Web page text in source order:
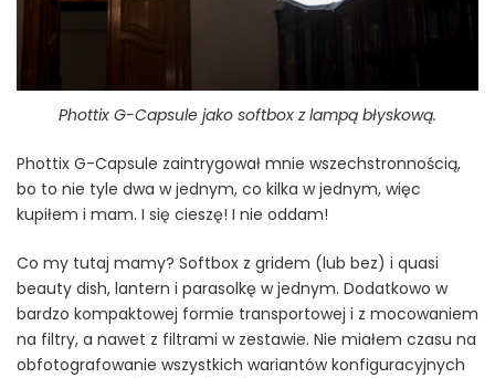
Phottix G-Capsule jako softbox z lampą błyskową.
Phottix G-Capsule zaintrygował mnie wszechstronnością,
bo to nie tyle dwa w jednym, co kilka w jednym, więc
kupiłem i mam. I się cieszę! I nie oddam!
Co my tutaj mamy? Softbox z gridem (lub bez) i quasi
beauty dish, lantern i parasolkę w jednym. Dodatkowo w
bardzo kompaktowej formie transportowej i z mocowaniem
na filtry, a nawet z filtrami w zestawie. Nie miałem czasu na
obfotografowanie wszystkich wariantów konfiguracyjnych